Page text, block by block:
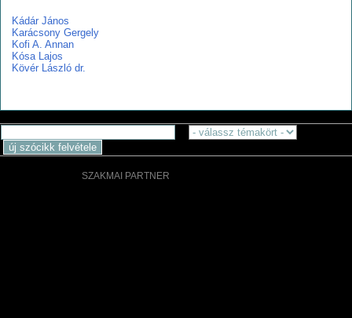
Kádár János
Karácsony Gergely
Kofi A. Annan
Kósa Lajos
Kövér László dr.
SZAKMAI PARTNER